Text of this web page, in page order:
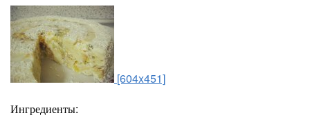
[604x451]
Ингредиенты: